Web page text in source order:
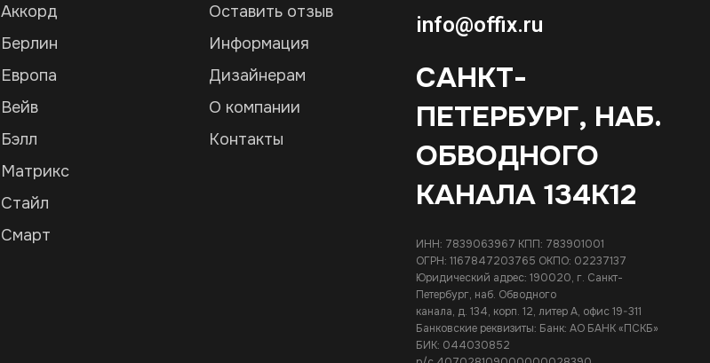
Аккорд
Берлин
Европа
Вейв
Бэлл
Матрикс
Стайл
Смарт
Оставить отзыв
Информация
Дизайнерам
О компании
Контакты
info@offix.ru
САНКТ-
ПЕТЕРБУРГ, НАБ.
ОБВОДНОГО
КАНАЛА 134К12
ИНН: 7839063967 КПП: 783901001
ОГРН: 1167847203765 ОКПО: 02237137
Юридический адрес: 190020, г. Санкт-
Петербург, наб. Обводного
канала, д. 134, корп. 12, литер А, офис 19-311
Банковские реквизиты: Банк: АО БАНК «ПСКБ»
БИК: 044030852